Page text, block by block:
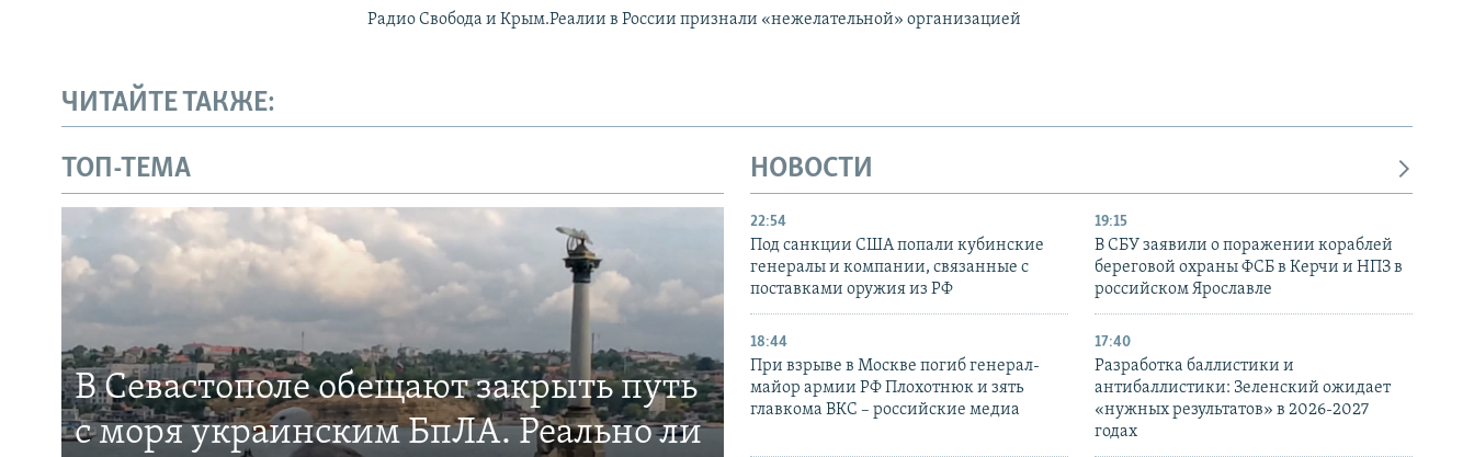
Радио Свобода и Крым.Реалии в России признали «нежелательной» организацией
ЧИТАЙТЕ ТАКЖЕ:
ТОП-ТЕМА
В Севастополе обещают закрыть путь
с моря украинским БпЛА. Реально ли
НОВОСТИ
22:54
Под санкции США попали кубинские
генералы и компании, связанные с
поставками оружия из РФ
19:15
В СБУ заявили о поражении кораблей
береговой охраны ФСБ в Керчи и НПЗ в
российском Ярославле
18:44
При взрыве в Москве погиб генерал-
майор армии РФ Плохотнюк и зять
главкома ВКС – российские медиа
17:40
Разработка баллистики и
антибаллистики: Зеленский ожидает
«нужных результатов» в 2026-2027
годах